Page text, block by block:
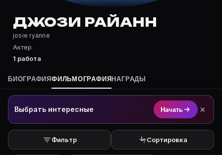
На Movie Planner: https://movie-planner.ru/s/
ДЖОЗИ РАЙАНН
josie ryanne
Актер
1 работа
БИОГРАФИЯФИЛЬМОГРАФИЯ НАГРАДЫ
Выбрать интересные Начать ×
Фильтр Сортировка